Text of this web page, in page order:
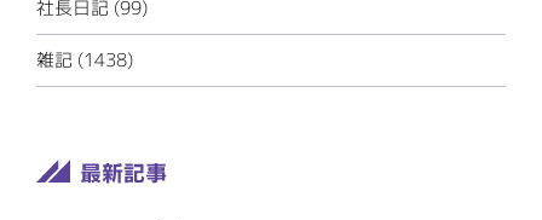
社長日記 (99)
雑記 (1438)